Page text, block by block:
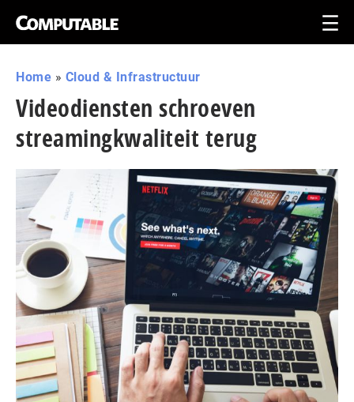
Home » Cloud & Infrastructuur
Videodiensten schroeven
streamingkwaliteit terug